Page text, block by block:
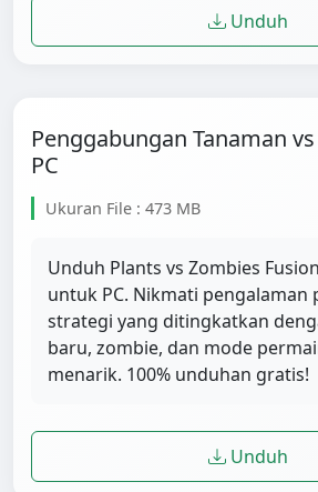
Unduh
Penggabungan Tanaman
PC
Ukuran File : 473 MB
Unduh Plants vs Zombies
untuk PC. Nikmati pengalaman
strategi yang ditingkatkan
baru, zombie, dan mode
menarik. 100% unduhan gratis!
Unduh